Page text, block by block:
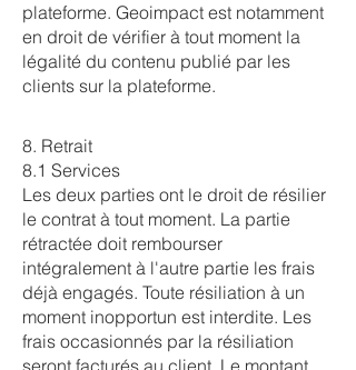
plateforme. Geoimpact est notamment
en droit de vérifier à tout moment la
légalité du contenu publié par les
clients sur la plateforme.
8. Retrait
8.1 Services
Les deux parties ont le droit de résilier
le contrat à tout moment. La partie
rétractée doit rembourser
intégralement à l'autre partie les frais
déjà engagés. Toute résiliation à un
moment inopportun est interdite. Les
frais occasionnés par la résiliation
seront facturés au client. Le montant